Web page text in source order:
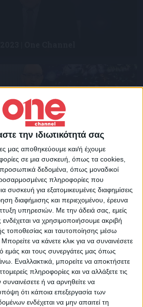
την ιδιωτικότητά σας
μας αποθηκεύουμε και/ή έχουμε
σε μια συσκευή, όπως τα cookies,
προσωπικά δεδομένα, όπως μοναδικοί
πληροφορίες που
συσκευή για εξατομικευμένες διαφημίσεις
διαφήμισης και περιεχομένου, έρευνα
υπηρεσιών. Με την άδειά σας, εμείς
ενδέχεται να χρησιμοποιήσουμε ακριβή
τοποθεσίας και ταυτοποίησης μέσω
να κάνετε κλικ για να συναινέσετε
εμάς και τους συνεργάτες μας όπως
Εναλλακτικά, μπορείτε να αποκτήσετε
πληροφορίες και να αλλάξετε τις
ή να αρνηθείτε να
ότι κάποια επεξεργασία των
ενδέχεται να μην απαιτεί τη
| One Channel
06/12/2023 | One Channel